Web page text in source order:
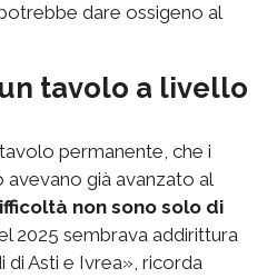
dare ossigeno al
tavolo a livello
permanente, che i
avevano già avanzato al
non sono solo di
2025 sembrava addirittura
di Asti e Ivrea», ricorda